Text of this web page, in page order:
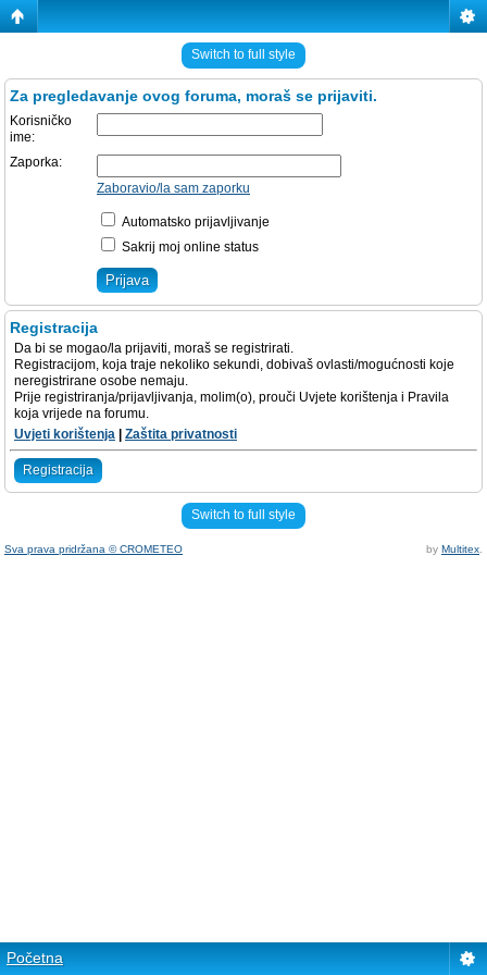
Switch to full style
Za pregledavanje ovog foruma, moraš se prijaviti.
Korisničko
ime:
Zaporka:
Zaboravio/la sam zaporku
Automatsko prijavljivanje
Sakrij moj online status
Registracija
Da bi se mogao/la prijaviti, moraš se registrirati.
Registracijom, koja traje nekoliko sekundi, dobivaš ovlasti/mogućnosti koje
neregistrirane osobe nemaju.
Prije registriranja/prijavljivanja, molim(o), prouči Uvjete korištenja i Pravila
koja vrijede na forumu.
Uvjeti korištenja
Zaštita privatnosti
Registracija
Switch to full style
Sva prava pridržana © CROMETEO by Multitex
Početna